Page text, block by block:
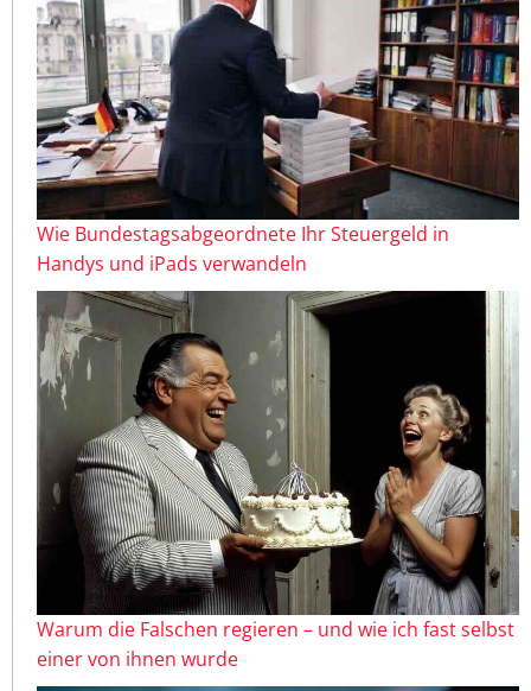
Wie Bundestagsabgeordnete Ihr Steuergeld in
Handys und iPads verwandeln
Warum die Falschen regieren – und wie ich fast selbst
einer von ihnen wurde